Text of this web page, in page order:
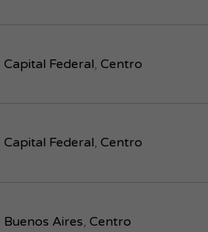
Capital Federal, Centro
Capital Federal, Centro
Buenos Aires, Centro